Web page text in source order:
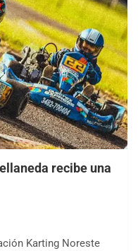
recibe una
Karting Noreste